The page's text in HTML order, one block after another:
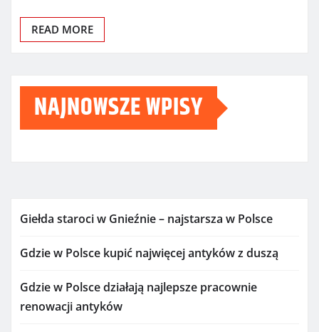
READ MORE
NAJNOWSZE WPISY
Giełda staroci w Gnieźnie – najstarsza w Polsce
Gdzie w Polsce kupić najwięcej antyków z duszą
Gdzie w Polsce działają najlepsze pracownie
renowacji antyków